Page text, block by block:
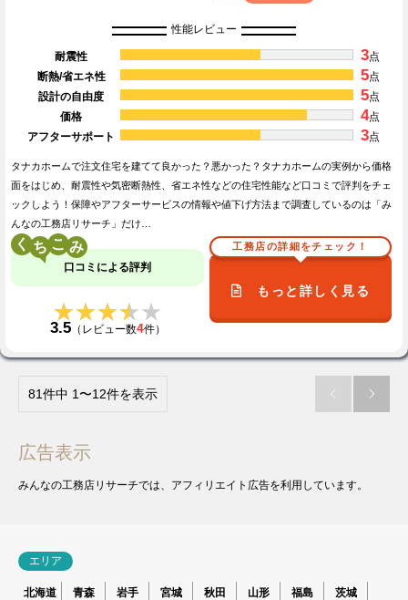
性能レビュー
耐震性 3点
断熱/省エネ性
5点
設計の自由度
5点
価格
4点
アフターサポート
3点
タナカホームで注文住宅を建てて良かった？悪かった？タナカホームの実例から価格
面をはじめ、耐震性や気密断熱性、省エネ性などの住宅性能など口コミで評判をチェ
ックしよう！保障やアフターサービスの情報や値下げ方法まで調査しているのは「み
んなの工務店リサーチ」だけ…
く こ
口コミによる評判
★★★★★
★★★★★
3.5（レビュー数4件）
工務店の詳細をチェック！
もっと詳しく見る
81件中 1〜12件を表示  
広告表示
みんなの工務店リサーチでは、アフィリエイト広告を利用しています。
エリア
北海道 青森 岩手 宮城 秋田 山形 福島 茨城